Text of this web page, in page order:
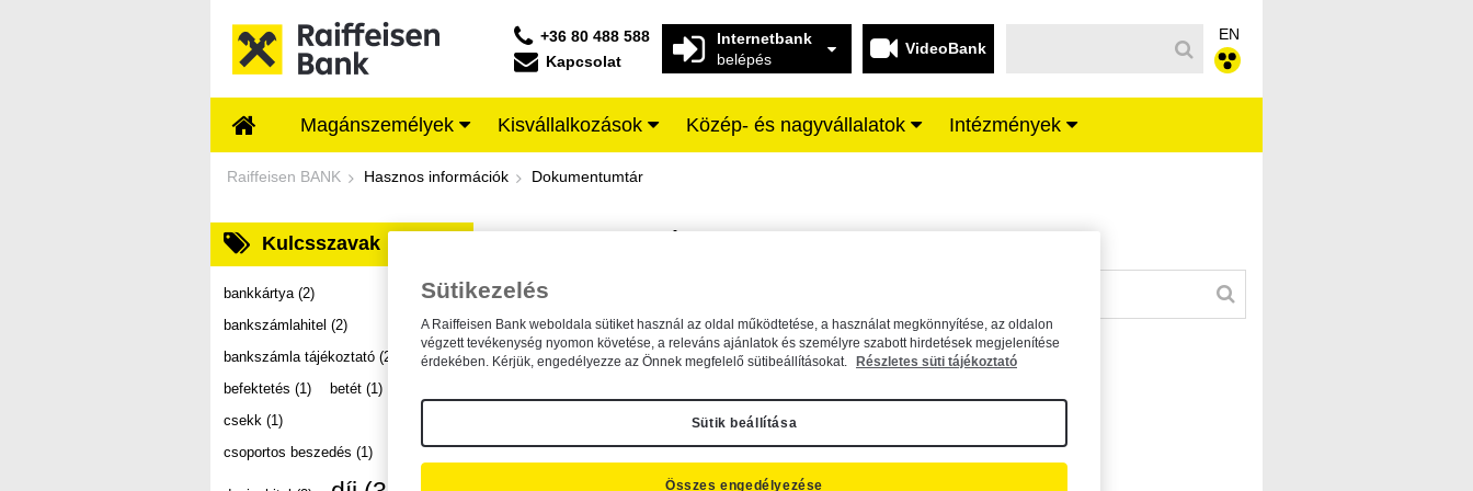
+36 80 488 588
Kapcsolat
Internetbank
belépés
VideoBank
EN
Magánszemélyek Kisvállalkozások Közép- és nagyvállalatok Intézmények
Dokumentumtár - Raiffeisen BANK
Raiffeisen BANK Hasznos információk Dokumentumtár
Kulcsszavak
bankkártya (2)
bankszámlahitel (2)
bankszámla tájékoztató (2)
befektetés (1) betét (1)
csekk (1)
csoportos beszedés (1)
A dokumentum kereséséhez kérjük, írja be a keresőszót a mezőbe.
Sütikezelés
A Raiffeisen Bank weboldala sütiket használ az oldal működtetése, a használat megkönnyítése, az oldalon
végzett tevékenység nyomon követése, a releváns ajánlatok és személyre szabott hirdetések megjelenítése
érdekében. Kérjük, engedélyezze az Önnek megfelelő sütibeállításokat.
Részletes süti tájékoztató
Sütik beállítása
Összes engedélyezése